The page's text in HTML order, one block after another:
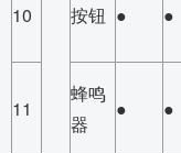
10 按钮 ● ●
11
蜂鸣
器
● ●